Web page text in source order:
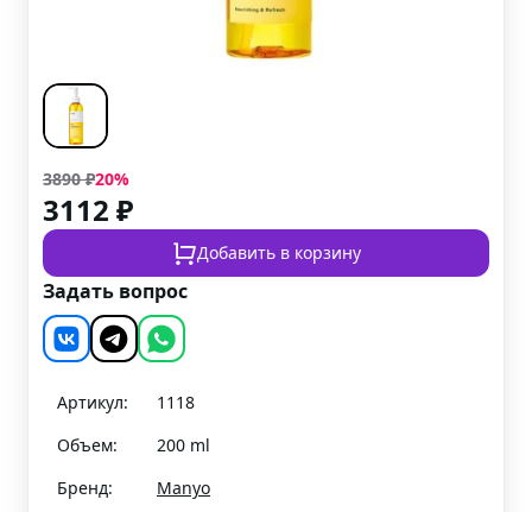
Артикул:
1118
Объем:
200 ml
Бренд:
Manyo
3890₽20%
3112 ₽
Добавить в корзину
Задать вопрос